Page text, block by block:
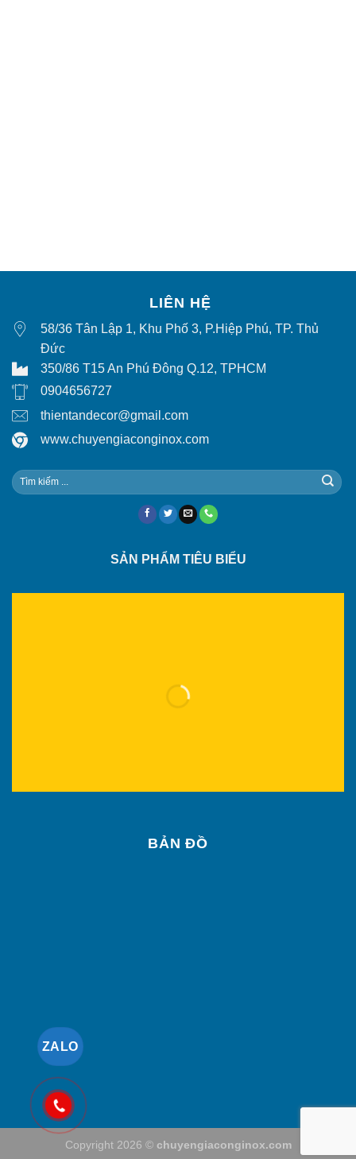
LIÊN HỆ
58/36 Tân Lập 1, Khu Phố 3, P.Hiệp Phú, TP. Thủ
Đức
350/86 T15 An Phú Đông Q.12, TPHCM
0904656727
thientandecor@gmail.com
www.chuyengiaconginox.com
SẢN PHẨM TIÊU BIỂU
BẢN ĐỒ
Copyright 2026 © chuyengiaconginox.com
ZALO